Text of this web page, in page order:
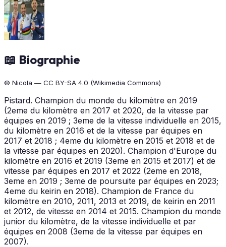
📖 Biographie
© Nicola — CC BY-SA 4.0 (Wikimedia Commons)
Pistard. Champion du monde du kilomètre en 2019
(2eme du kilomètre en 2017 et 2020, de la vitesse par
équipes en 2019 ; 3eme de la vitesse individuelle en 2015,
du kilomètre en 2016 et de la vitesse par équipes en
2017 et 2018 ; 4eme du kilomètre en 2015 et 2018 et de
la vitesse par équipes en 2020). Champion d'Europe du
kilomètre en 2016 et 2019 (3eme en 2015 et 2017) et de
vitesse par équipes en 2017 et 2022 (2eme en 2018,
3eme en 2019 ; 3eme de poursuite par équipes en 2023;
4eme du keirin en 2018). Champion de France du
kilomètre en 2010, 2011, 2013 et 2019, de keirin en 2011
et 2012, de vitesse en 2014 et 2015. Champion du monde
junior du kilomètre, de la vitesse individuelle et par
équipes en 2008 (3eme de la vitesse par équipes en
2007).